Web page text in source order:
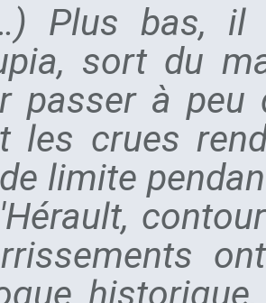
Plus bas, il
sort du
passer à peu
les crues
limite